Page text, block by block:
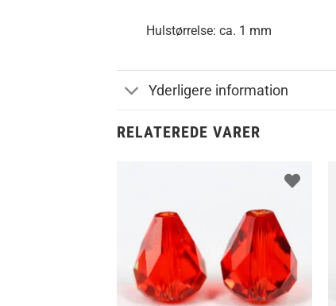
Hulstørrelse: ca. 1 mm
Yderligere information
RELATEREDE VARER